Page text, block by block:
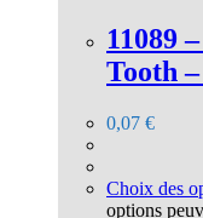
11089
Tooth
0,07 €
Choix des
options